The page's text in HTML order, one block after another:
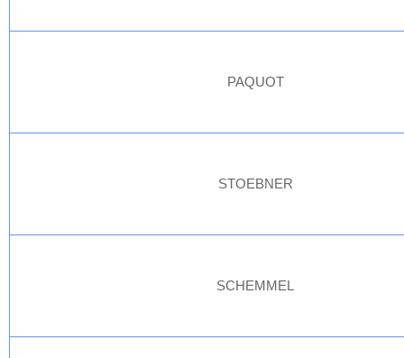
PAQUOT
STOEBNER
SCHEMMEL